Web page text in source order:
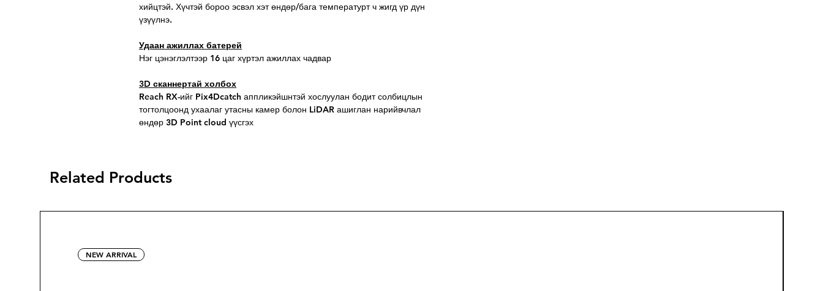
хийцтэй. Хүчтэй бороо эсвэл хэт өндөр/бага температурт ч жигд үр дүн
үзүүлнэ.
Удаан ажиллах батерей
Нэг цэнэглэлтээр 16 цаг хүртэл ажиллах чадвар
3D сканнертай холбох
Reach RX-ийг Pix4Dcatch аппликэйшнтэй хослуулан бодит солбицлын
тогтолцоонд ухаалаг утасны камер болон LiDAR ашиглан нарийвчлал
өндөр 3D Point cloud үүсгэх
Related Products
NEW ARRIVAL